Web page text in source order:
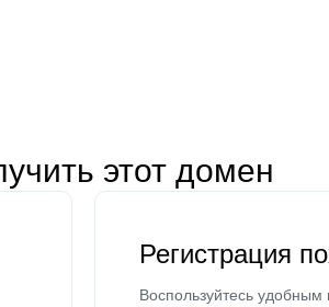
этот домен
Регистрация
Воспользуйтесь